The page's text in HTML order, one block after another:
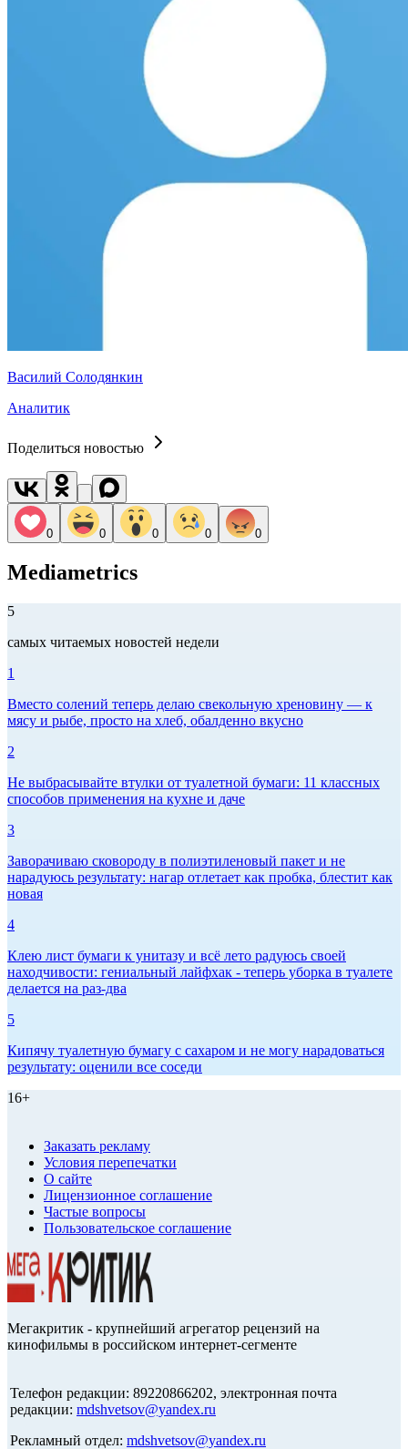
Василий Солодянкин
Аналитик
Поделиться новостью
0 0 0 0 0
Mediametrics
5
самых читаемых новостей недели
1
Вместо солений теперь делаю свекольную хреновину — к
мясу и рыбе, просто на хлеб, обалденно вкусно
2
Не выбрасывайте втулки от туалетной бумаги: 11 классных
способов применения на кухне и даче
3
Заворачиваю сковороду в полиэтиленовый пакет и не
нарадуюсь результату: нагар отлетает как пробка, блестит как
новая
4
Клею лист бумаги к унитазу и всё лето радуюсь своей
находчивости: гениальный лайфхак - теперь уборка в туалете
делается на раз-два
5
Кипячу туалетную бумагу с сахаром и не могу нарадоваться
результату: оценили все соседи
16+
Заказать рекламу
Условия перепечатки
О сайте
Лицензионное соглашение
Частые вопросы
Пользовательское соглашение
Мегакритик - крупнейший агрегатор рецензий на
кинофильмы в российском интернет-сегменте
Телефон редакции: 89220866202, электронная почта
редакции: mdshvetsov@yandex.ru
Рекламный отдел: mdshvetsov@yandex.ru